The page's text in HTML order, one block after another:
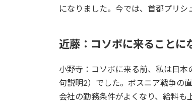
になりました。今では、首都プリシ
近藤：コソボに来ることに
小野寺：コソボに来る前、私は日
句説明2）でした。ボスニア戦争の
会社の勤務条件がよくなり、給料も